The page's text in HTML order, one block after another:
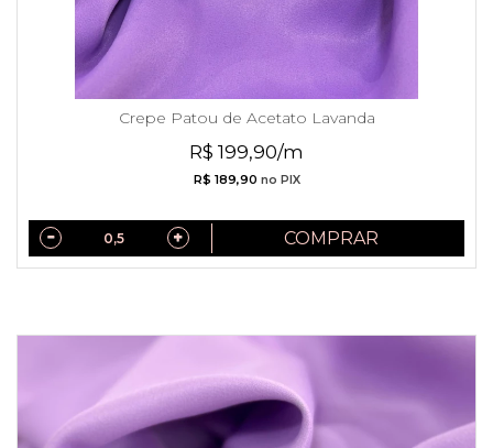
Crepe Patou de Acetato Lavanda
R$ 199,90/m
R$ 189,90 no PIX
COMPRAR